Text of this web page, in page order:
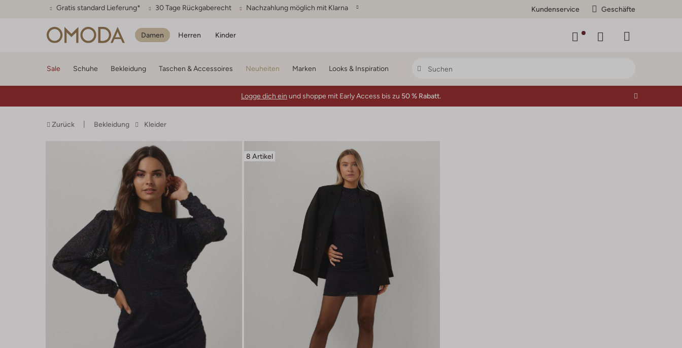
Gratis standard Lieferung* 30 Tage Rückgaberecht Nachzahlung möglich mit Klarna Kundenservice Geschäfte
Damen Herren Kinder
Sale Schuhe Bekleidung Taschen & Accessoires Neuheiten Marken Looks & Inspiration
Logge dich ein und shoppe mit Early Access bis zu 50 % Rabatt.
Zurück Bekleidung Kleider
8 Artikel